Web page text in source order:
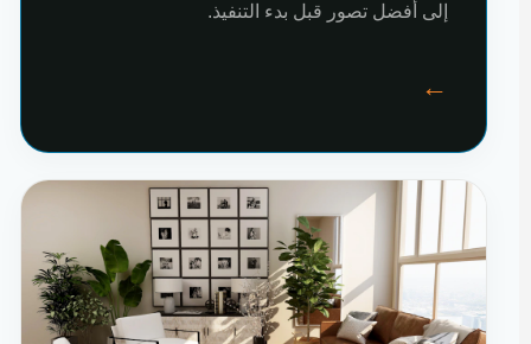
إلى أفضل تصور قبل بدء التنفيذ.
←